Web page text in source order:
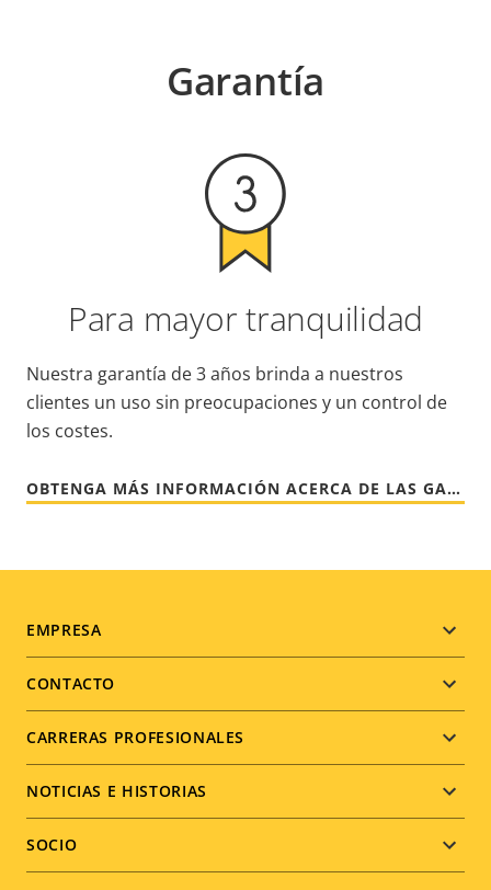
Garantía
Para mayor tranquilidad
Nuestra garantía de 3 años brinda a nuestros
clientes un uso sin preocupaciones y un control de
los costes.
OBTENGA MÁS INFORMACIÓN ACERCA DE LAS GARANTÍAS DE AXIS
Footer
menu
EMPRESA
CONTACTO
CARRERAS PROFESIONALES
NOTICIAS E HISTORIAS
SOCIO